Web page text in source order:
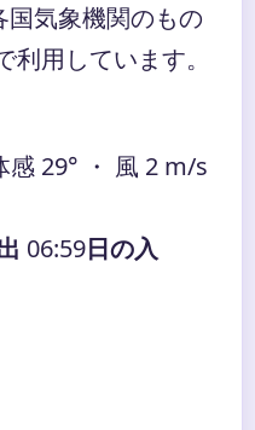
気象機関のもの
用しています。
感 29° ・ 風 2 m/s
06:59日の入